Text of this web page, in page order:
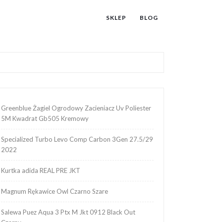
SKLEP BLOG
Greenblue Żagiel Ogrodowy Zacieniacz Uv Poliester
5M Kwadrat Gb505 Kremowy
Specialized Turbo Levo Comp Carbon 3Gen 27.5/29
2022
Kurtka adida REAL PRE JKT
Magnum Rękawice Owl Czarno Szare
Salewa Puez Aqua 3 Ptx M Jkt 0912 Black Out